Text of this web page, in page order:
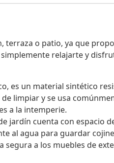
terraza o patio, ya que
relajarte y
es un material sintético
limpiar y se usa
a la intemperie.
jardín cuenta con espacio
al agua para guardar
segura a los muebles de